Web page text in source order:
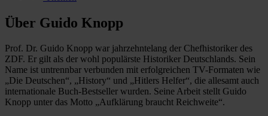
Über Guido Knopp
Prof. Dr. Guido Knopp war jahrzehntelang der Chefhistoriker des
ZDF. Er gilt als der wohl populärste Historiker Deutschlands. Sein
Name ist untrennbar verbunden mit erfolgreichen TV-Formaten wie
„Die Deutschen“, „History“ und „Hitlers Helfer“, die allesamt auch
internationale Buch-Bestseller wurden. Seine Arbeit stellt Guido
Knopp unter das Motto „Aufklärung braucht Reichweite“.